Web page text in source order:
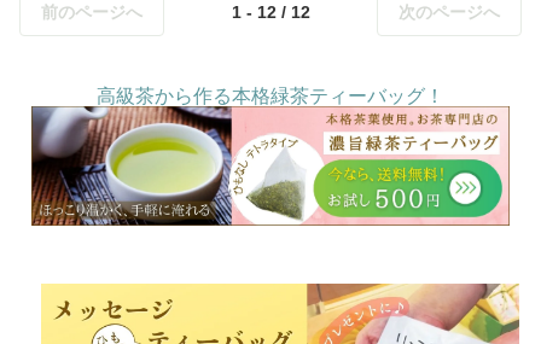
前のページへ 1 - 12 / 12 次のページへ
高級茶から作る本格緑茶ティーバッグ！